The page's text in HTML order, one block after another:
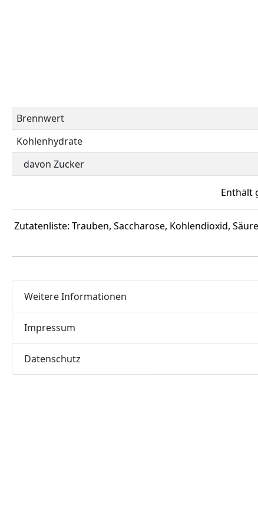
Brennwert
Kohlenhydrate
davon Zucker
Enthält
Zutatenliste: Trauben, Saccharose, Kohlendioxid,
Weitere Informationen
Impressum
Datenschutz